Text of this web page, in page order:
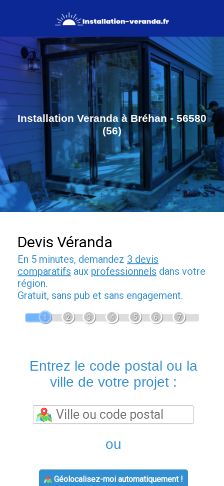
Installation Veranda à Bréhan - 56580
(56)
Devis Véranda
En 5 minutes, demandez 3 devis
comparatifs aux professionnels dans votre
région.
Gratuit, sans pub et sans engagement.
1 2 3 4 5 6 7
Entrez le code postal ou la
ville de votre projet :
ou
Géolocalisez-moi automatiquement !